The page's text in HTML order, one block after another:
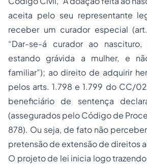
aceita pelo seu representante
receber um curador especial
“Dar-se-á curador ao
estando grávida a mulher, e
familiar”); ao direito de adquirir
pelos arts. 1.798 e 1.799 do CC/
beneficiário de sentença
(assegurados pelo Código de
878). Ou seja, de fato não
pretensão de extensão de direitos
O projeto de lei inicia logo